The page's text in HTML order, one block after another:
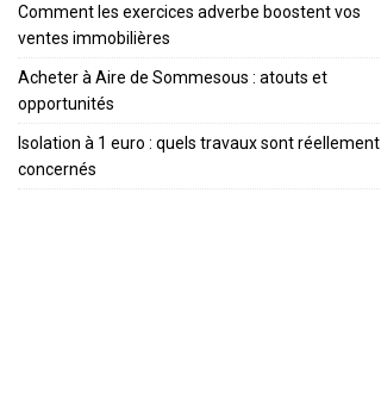
Comment les exercices adverbe boostent vos
ventes immobilières
Acheter à Aire de Sommesous : atouts et
opportunités
Isolation à 1 euro : quels travaux sont réellement
concernés